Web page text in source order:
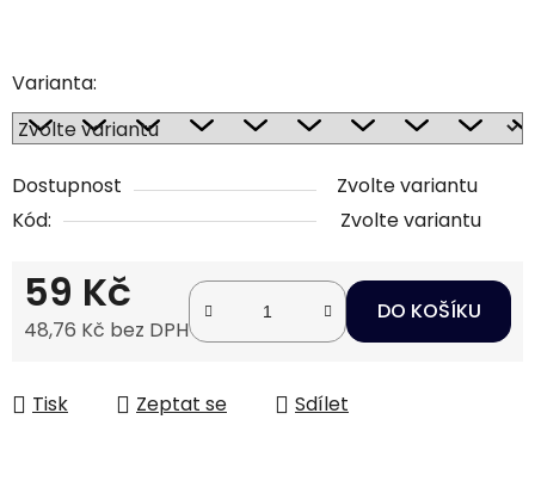
Varianta:
Dostupnost
Zvolte variantu
Kód:
Zvolte variantu
59 Kč
48,76 Kč bez DPH
DO KOŠÍKU
Tisk Zeptat se Sdílet